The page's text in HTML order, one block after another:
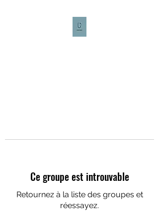
Ce groupe est introuvable
Retournez à la liste des groupes et
réessayez.